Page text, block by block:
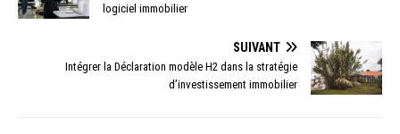
logiciel immobilier
SUIVANT
Intégrer la Déclaration modèle H2 dans la stratégie
d’investissement immobilier